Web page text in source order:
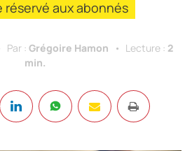
réservé aux abonnés
Par : Grégoire Hamon Lecture : 2
min.